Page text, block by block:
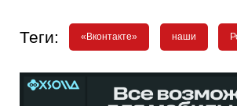
Теги: «Вконтакте» наши